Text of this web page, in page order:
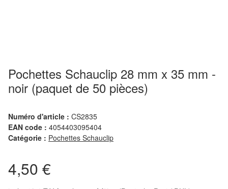
Pochettes Schauclip 28 mm x 35 mm -
noir (paquet de 50 pièces)
Numéro d'article : CS2835
EAN code : 4054403095404
Catégorie : Pochettes Schauclip
4,50 €